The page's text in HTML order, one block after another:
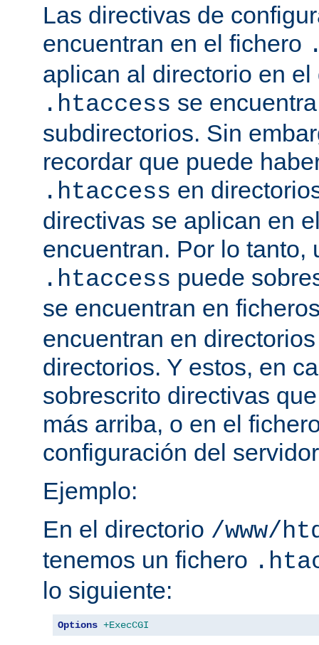
Las directivas de
encuentran en el fichero
aplican al directorio en
.htaccess se
subdirectorios. Sin
recordar que puede
.htaccess en
directivas se aplican en
encuentran. Por lo tanto,
.htaccess puede
se encuentran en
encuentran en
directorios. Y estos, en
sobrescrito directivas
más arriba, o en el
configuración del
Ejemplo:
En el directorio /www/
tenemos un fichero
lo siguiente:
Options +ExecCGI